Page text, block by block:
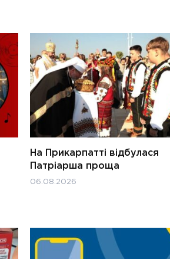
На Прикарпатті відбулася
Патріарша проща
06.08.2026